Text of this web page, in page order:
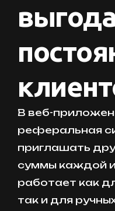
В веб-
реферальная
приглашать
суммы каждой
работает как
так и для